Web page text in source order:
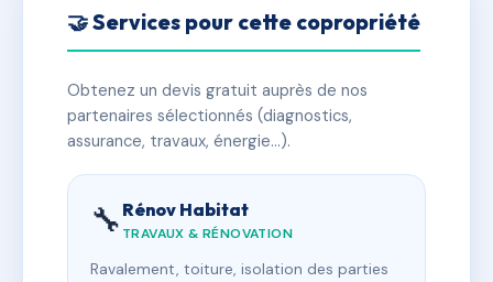
🤝 Services pour cette copropriété
Obtenez un devis gratuit auprès de nos
partenaires sélectionnés (diagnostics,
assurance, travaux, énergie…).
🔧 Rénov Habitat
TRAVAUX & RÉNOVATION
Ravalement, toiture, isolation des parties